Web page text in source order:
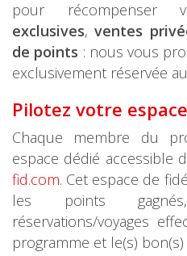
pour récompenser
exclusives,ventes
de points : nous vous
exclusivement réservée
Pilotez votre
Chaque membre du
espace dédié accessible
fid.com. Cet espace de
les points
réservations/voyages
programme et le(s) bon(s)